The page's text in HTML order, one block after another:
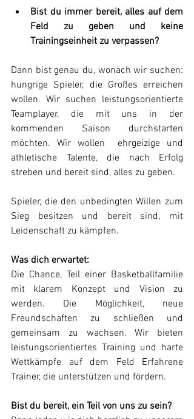
Bist du immer bereit, alles auf dem
Feld zu geben und keine
Trainingseinheit zu verpassen?
Dann bist genau du, wonach wir suchen:
hungrige Spieler, die Großes erreichen
wollen. Wir suchen leistungsorientierte
Teamplayer, die mit uns in der
kommenden Saison durchstarten
möchten. Wir wollen  ehrgeizige und
athletische Talente, die nach Erfolg
streben und bereit sind, alles zu geben.
Spieler, die den unbedingten Willen zum
Sieg besitzen und bereit sind, mit
Leidenschaft zu kämpfen.
Was dich erwartet:
Die Chance, Teil einer Basketballfamilie
mit klarem Konzept und Vision zu
werden. Die Möglichkeit, neue
Freundschaften zu schließen und
gemeinsam zu wachsen. Wir bieten
leistungsorientiertes Training und harte
Wettkämpfe auf dem Feld Erfahrene
Trainer, die unterstützen und fördern.
Bist du bereit, ein Teil von uns zu sein?